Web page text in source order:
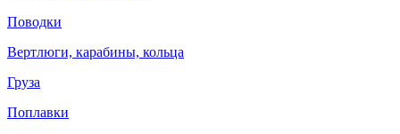
Поводки
Вертлюги, карабины, кольца
Груза
Поплавки